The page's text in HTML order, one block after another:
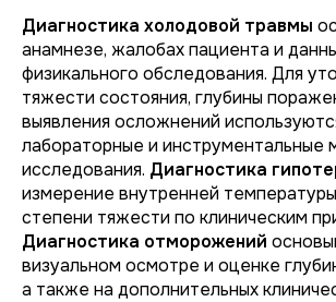
Диагностика холодовой травмы
анамнезе, жалобах пациента и
физикального обследования. Для
тяжести состояния, глубины
выявления осложнений
лабораторные и инструментальные
исследования. Диагностика
измерение внутренней
степени тяжести по клиническим
Диагностика отморожений
визуальном осмотре и оценке
а также на дополнительных